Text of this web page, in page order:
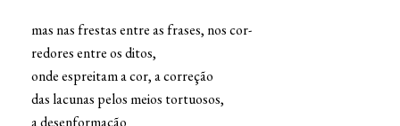
mas nas frestas entre as frases, nos cor-
redores entre os ditos,
onde espreitam a cor, a correção
das lacunas pelos meios tortuosos,
a desenformação